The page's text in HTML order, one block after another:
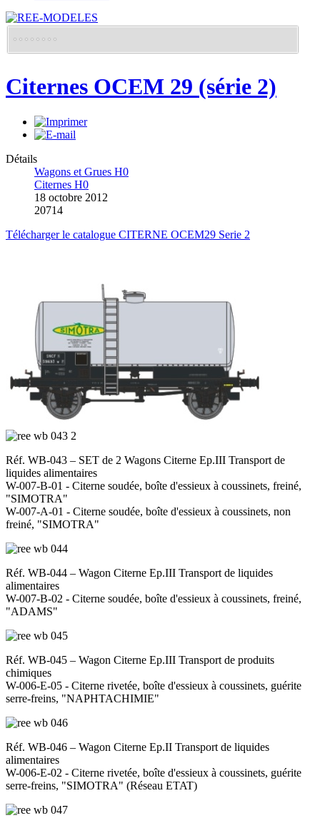
Citernes OCEM 29 (série 2)
Détails
Wagons et Grues H0
Citernes H0
18 octobre 2012
20714
Télécharger le catalogue CITERNE OCEM29 Serie 2
Réf. WB-043 – SET de 2 Wagons Citerne Ep.III Transport de
liquides alimentaires
W-007-B-01 - Citerne soudée, boîte d'essieux à coussinets, freiné,
"SIMOTRA"
W-007-A-01 - Citerne soudée, boîte d'essieux à coussinets, non
freiné, "SIMOTRA"
Réf. WB-044 – Wagon Citerne Ep.III Transport de liquides
alimentaires
W-007-B-02 - Citerne soudée, boîte d'essieux à coussinets, freiné,
"ADAMS"
Réf. WB-045 – Wagon Citerne Ep.III Transport de produits
chimiques
W-006-E-05 - Citerne rivetée, boîte d'essieux à coussinets, guérite
serre-freins, "NAPHTACHIMIE"
Réf. WB-046 – Wagon Citerne Ep.II Transport de liquides
alimentaires
W-006-E-02 - Citerne rivetée, boîte d'essieux à coussinets, guérite
serre-freins, "SIMOTRA" (Réseau ETAT)